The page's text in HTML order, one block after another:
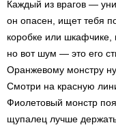
Каждый из врагов —
он опасен, ищет тебя
коробке или шкафчике,
но вот шум — это его
Оранжевому монстру
Смотри на красную
Фиолетовый монстр
щупалец лучше